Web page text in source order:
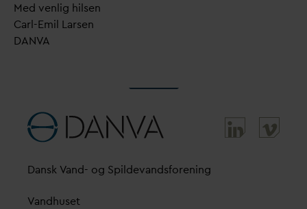
Med venlig hilsen
Carl-Emil Larsen
DANVA
Dansk Vand- og Spildevandsforening
Vandhuset